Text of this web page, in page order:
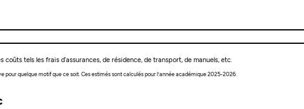
tels les frais d’assurances, de résidence, de transport, de manuels, etc.
quelque motif que ce soit. Ces estimés sont calculés pour l’année académique 2025-2026.